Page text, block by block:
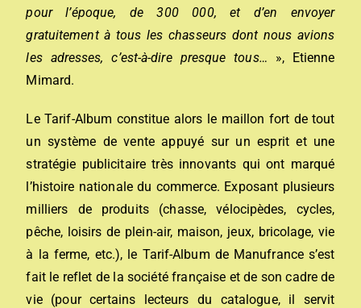
pour l’époque, de 300 000, et d’en envoyer
gratuitement à tous les chasseurs dont nous avions
les adresses, c’est-à-dire presque tous… », Etienne
Mimard.
Le Tarif-Album constitue alors le maillon fort de tout
un système de vente appuyé sur un esprit et une
stratégie publicitaire très innovants qui ont marqué
l’histoire nationale du commerce. Exposant plusieurs
milliers de produits (chasse, vélocipèdes, cycles,
pêche, loisirs de plein-air, maison, jeux, bricolage, vie
à la ferme, etc.), le Tarif-Album de Manufrance s’est
fait le reflet de la société française et de son cadre de
vie (pour certains lecteurs du catalogue, il servit